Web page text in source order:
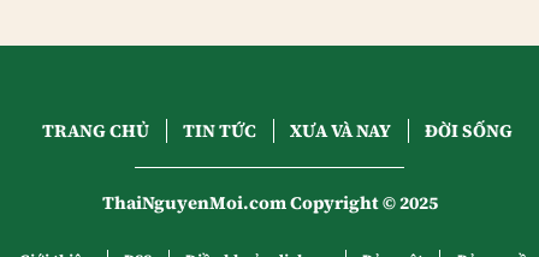
TRANG CHỦ TIN TỨC XƯA VÀ NAY ĐỜI SỐNG
ThaiNguyenMoi.com Copyright © 2025